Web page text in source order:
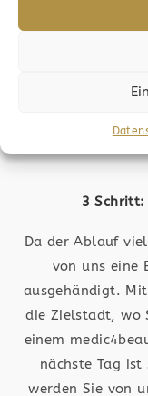
Fachärzte
dann ein
ermittelt und
3 Schritt:
Da der Ablauf
von uns eine
ausgehändigt.
die Zielstadt, wo
einem
nächste Tag
werden Sie von